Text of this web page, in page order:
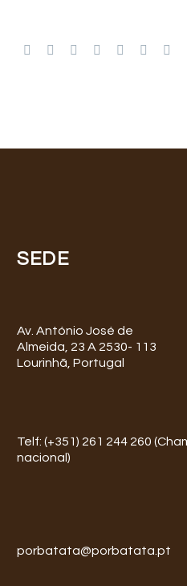
SEDE
Av. António José de
Almeida, 23 A 2530- 113
Lourinhã, Portugal
Telf: (+351) 261 244 260
nacional)
porbatata@porbatata.pt